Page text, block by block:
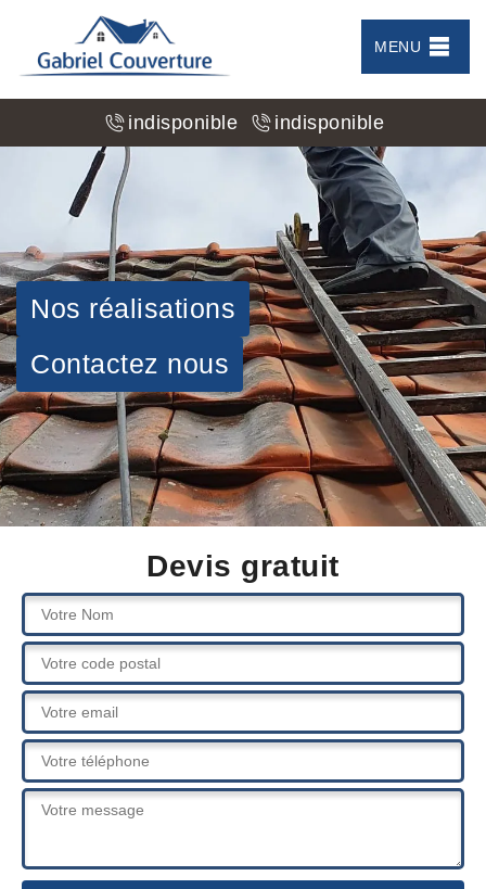
MENU
indisponible indisponible
Nos réalisations
Contactez nous
Devis gratuit